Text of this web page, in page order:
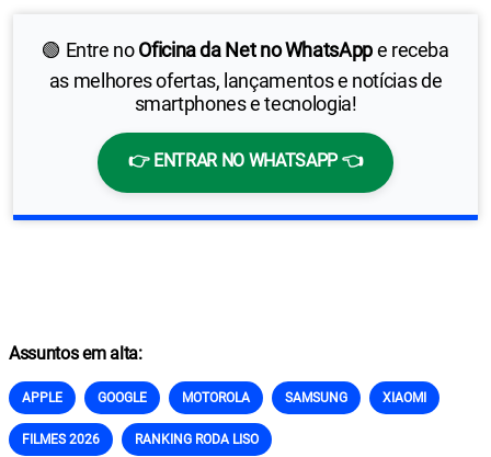
🟢 Entre noOficina da Net no WhatsAppe receba
as melhores ofertas, lançamentos e notícias de
smartphones e tecnologia!
👉 ENTRAR NO WHATSAPP 👈
Assuntos em alta:
APPLE GOOGLE MOTOROLA SAMSUNG XIAOMI
FILMES 2026 RANKING RODA LISO